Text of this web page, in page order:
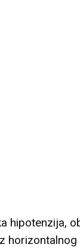
hipotenzija,